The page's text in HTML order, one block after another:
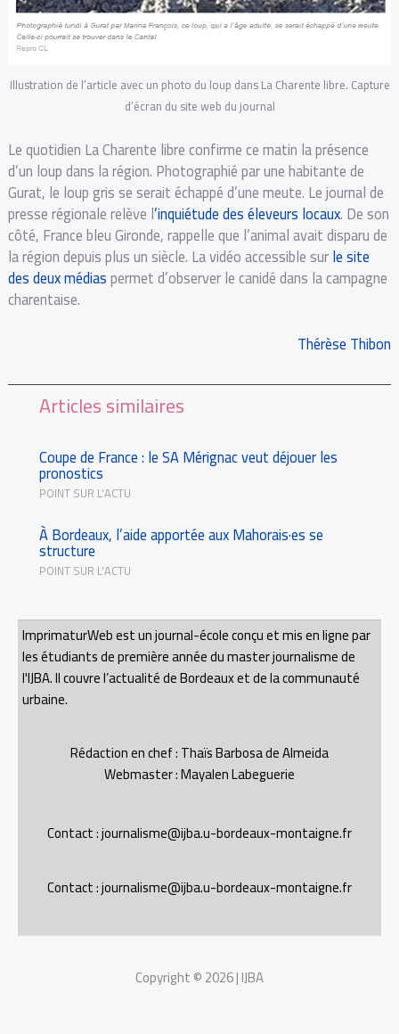
Illustration de l’article avec un photo du loup dans La Charente libre. Capture
d’écran du site web du journal
Le quotidien La Charente libre confirme ce matin la présence
d’un loup dans la région. Photographié par une habitante de
Gurat, le loup gris se serait échappé d’une meute. Le journal de
presse régionale relève l’inquiétude des éleveurs locaux. De son
côté, France bleu Gironde, rappelle que l’animal avait disparu de
la région depuis plus un siècle. La vidéo accessible surle site
des deux médiaspermet d’observer le canidé dans la campagne
charentaise.
Thérèse Thibon
Articles similaires
Coupe de France : le SA Mérignac veut déjouer les
pronostics
POINT SUR L'ACTU
À Bordeaux, l’aide apportée aux Mahorais·es se
structure
POINT SUR L'ACTU
ImprimaturWeb est un journal-école conçu et mis en ligne par
les étudiants de première année du master journalisme de
l'IJBA. Il couvre l’actualité de Bordeaux et de la communauté
urbaine.
Rédaction en chef : Thaïs Barbosa de Almeida
Webmaster : Mayalen Labeguerie
Contact : journalisme@ijba.u-bordeaux-montaigne.fr
Contact : journalisme@ijba.u-bordeaux-montaigne.fr
Copyright © 2026 | IJBA